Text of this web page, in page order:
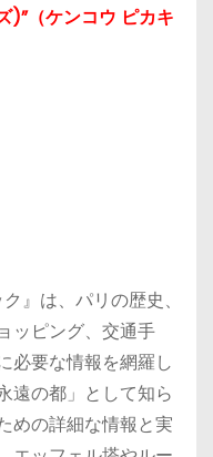
)”（ケンコウ ピカキ
』は、パリの歴史、
ッピング、交通手
必要な情報を網羅し
遠の都」として知ら
めの詳細な情報と実